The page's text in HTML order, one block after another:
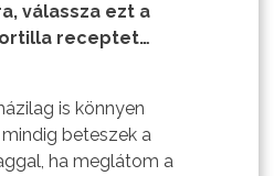
válassza ezt a
receptet…
is könnyen
beteszek a
ha meglátom a